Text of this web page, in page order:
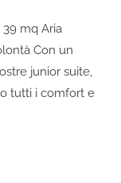
mq Aria
Con un
junior suite,
tutti i comfort e